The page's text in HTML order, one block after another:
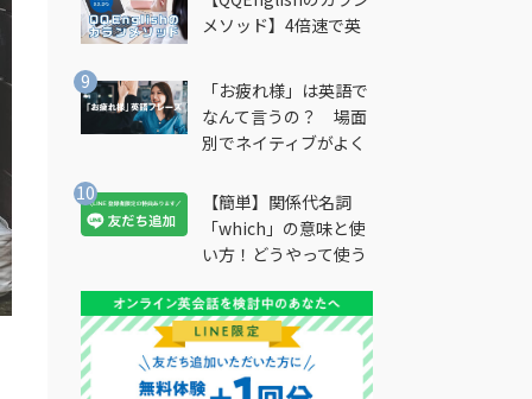
メソッド】4倍速で英
法とは？
「お疲れ様」は英語で
なんて言うの？ 場面
別でネイティブがよく
説
【簡単】関係代名詞
「which」の意味と使
い方！どうやって使う